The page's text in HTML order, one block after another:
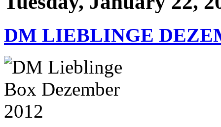
DM LIEBLINGE